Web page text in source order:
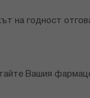
на годност
Вашия